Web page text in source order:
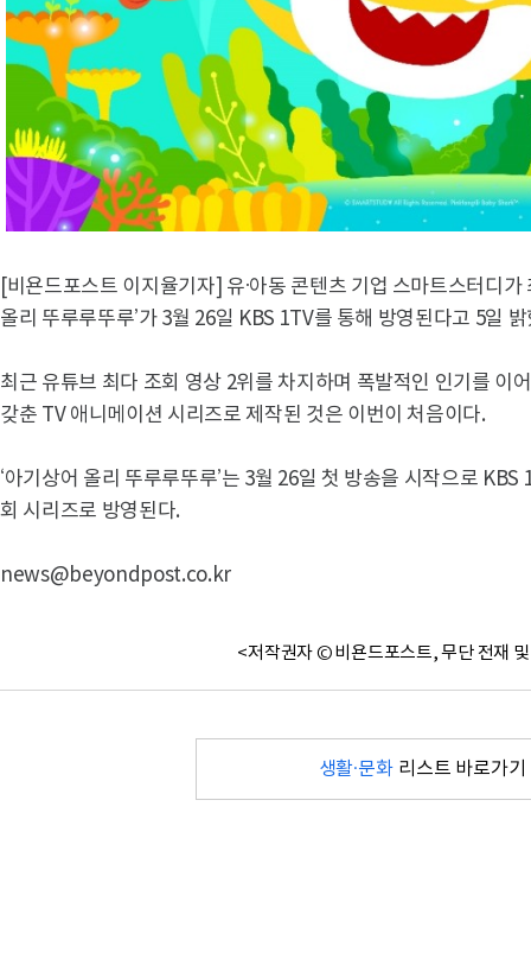
[비욘드포스트 이지율기자] 유·아동 콘텐츠 기업 스마트스터디
올리 뚜루루뚜루’가 3월 26일 KBS 1TV를 통해 방영된다고 5일
최근 유튜브 최다 조회 영상 2위를 차지하며 폭발적인 인기를 이
갖춘 TV 애니메이션 시리즈로 제작된 것은 이번이 처음이다.
‘아기상어 올리 뚜루루뚜루’는 3월 26일 첫 방송을 시작으로
회 시리즈로 방영된다.
news@beyondpost.co.kr
<저작권자 © 비욘드포스트, 무단 전재
생활·문화 리스트 바로가기